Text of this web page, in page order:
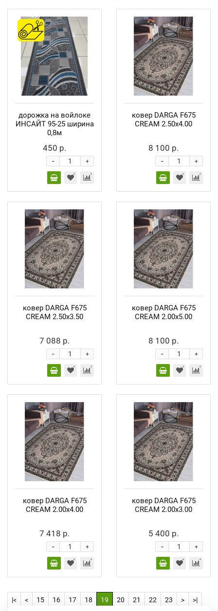
дорожка на войлоке
ИНСАЙТ 95-25 ширина
0,8м
450 р.
+
-
ковер DARGA F675
CREAM 2.50x4.00
8 100 р.
+
-
ковер DARGA F675
CREAM 2.50x3.50
7 088 р.
+
-
ковер DARGA F675
CREAM 2.00x5.00
8 100 р.
+
-
ковер DARGA F675
CREAM 2.00x4.00
7 418 р.
+
-
ковер DARGA F675
CREAM 2.00x3.00
5 400 р.
+
-
|< < 15 16 17 18 19 20 21 22 23 > >|